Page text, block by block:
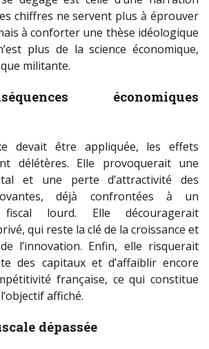
chiffres ne servent plus à éprouver
à conforter une thèse idéologique
plus de la science économique,
militante.
économiques
devait être appliquée, les effets
délétères. Elle provoquerait une
et une perte d’attractivité des
déjà confrontées à un
fiscal lourd. Elle découragerait
qui reste la clé de la croissance et
l’innovation. Enfin, elle risquerait
des capitaux et d’affaiblir encore
française, ce qui constitue
affiché.
dépassée